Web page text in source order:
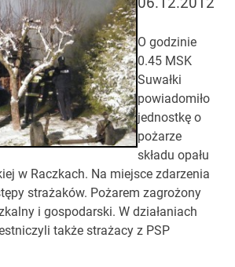
O godzinie
0.45 MSK
Suwałki
powiadomiło
jednostkę o
pożarze
składu opału
w Raczkach. Na miejsce zdarzenia
strażaków. Pożarem zagrożony
i gospodarski. W działaniach
także strażacy z PSP